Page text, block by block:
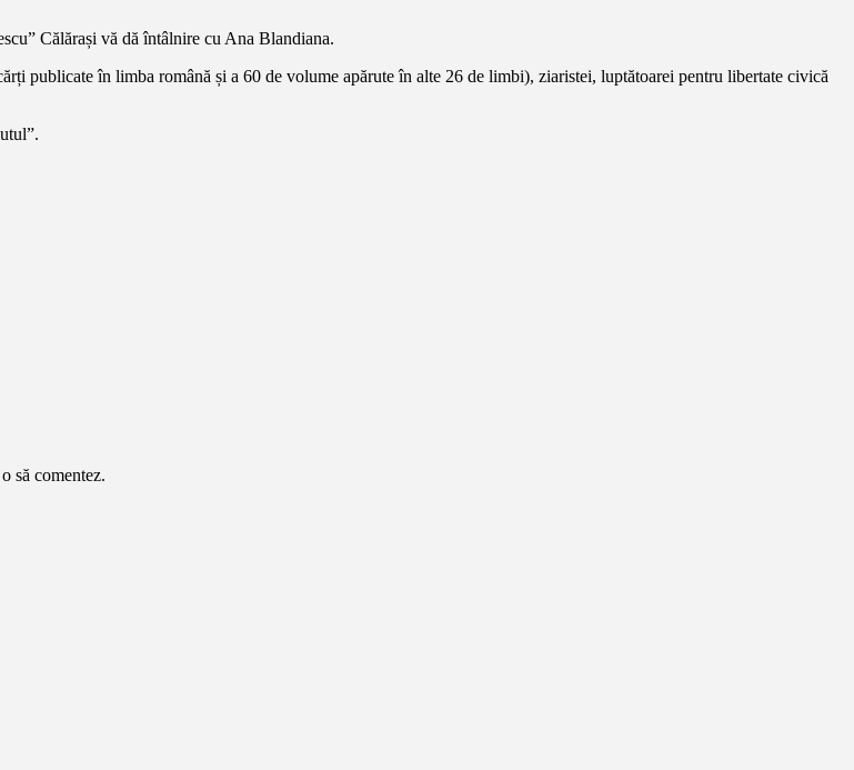
Călărași vă dă întâlnire cu Ana Blandiana.
publicate în limba română și a 60 de volume apărute în alte 26 de limbi), ziaristei, luptătoarei pentru libertate civică
să comentez.